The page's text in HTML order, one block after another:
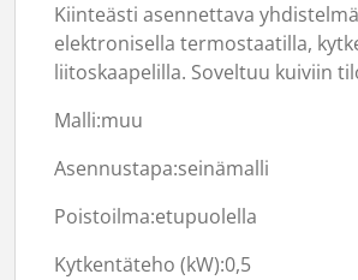
Kiinteästi asennettava
elektronisella termostaatilla,
liitoskaapelilla. Soveltuu kuiviin
Malli:muu
Asennustapa:seinämalli
Poistoilma:etupuolella
Kytkentäteho (kW):0,5